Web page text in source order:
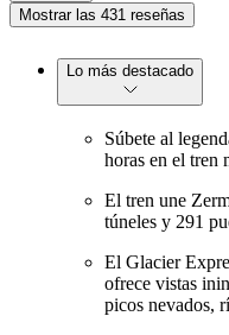
Mostrar las 431 reseñas
Lo más destacado
Súbete al
horas en el tren
El tren une
túneles y 291
El Glacier
ofrece vistas
picos nevados,